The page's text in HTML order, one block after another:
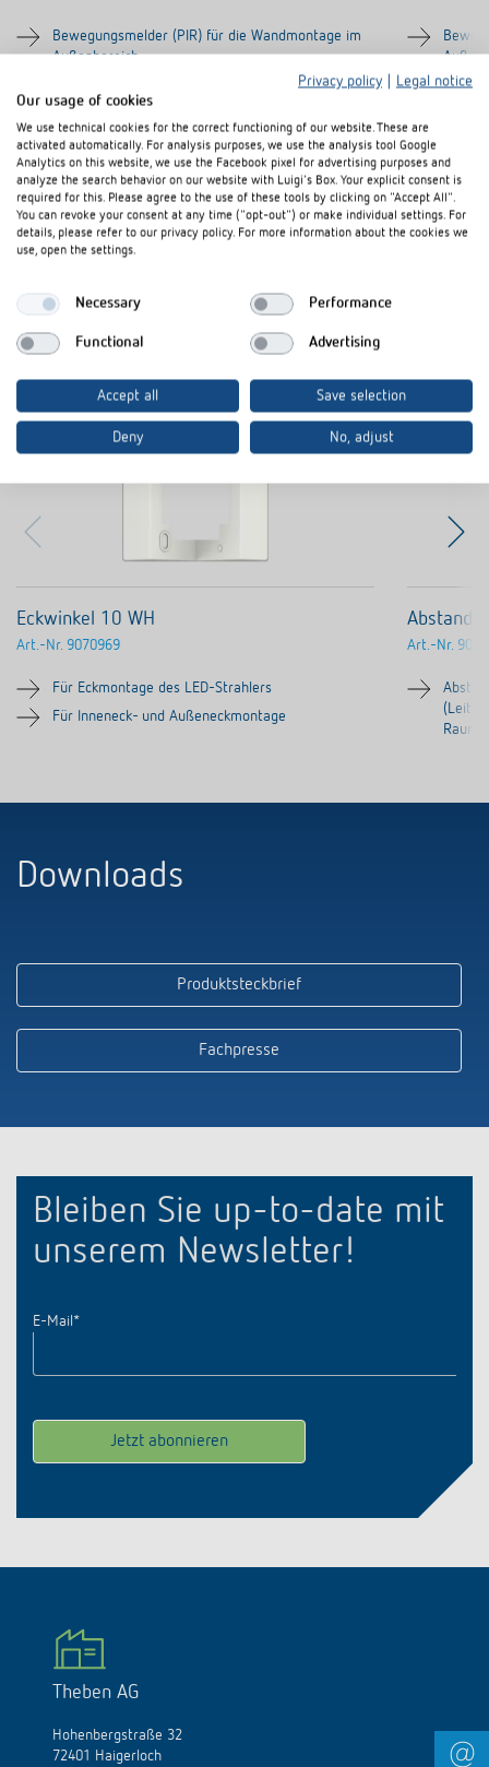
Bewegungsmelder (PIR) für die Wandmontage im
Außenbereich
Erfassungsbereich 180°, 14 m bei 2,5 m
Montagehöhe
Erfassungsbereich digital per App über Bluetooth
einstellbar, keine mechanische Justierung nötig
Zubehör
Eckwinkel 10 WH
Art.-Nr. 9070969
Für Eckmontage des LED-Strahlers
Für Inneneck- und Außeneckmontage
Art.-Nr.
Raum
Downloads
Produktsteckbrief
Fachpresse
Bleiben Sie up-to-date mit
unserem Newsletter!
E-Mail *
Theben AG
Hohenbergstraße 32
72401 Haigerloch
Privacy policy
Legal notice
Our usage of cookies
We use technical cookies for the correct functioning of our website. These are
activated automatically. For analysis purposes, we use the analysis tool Google
Analytics on this website, we use the Facebook pixel for advertising purposes and
analyze the search behavior on our website with Luigi's Box. Your explicit consent is
required for this. Please agree to the use of these tools by clicking on "Accept All".
You can revoke your consent at any time ("opt-out") or make individual settings. For
details, please refer to our privacy policy. For more information about the cookies we
use, open the settings.
Necessary Performance
Functional Advertising
Accept all Save selection
Deny No, adjust